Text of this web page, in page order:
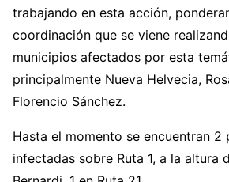
trabajando en esta acción,
coordinación que se viene
municipios afectados por esta
principalmente Nueva Helvecia,
Florencio Sánchez.
Hasta el momento se encuentran 2
infectadas sobre Ruta 1, a la altura